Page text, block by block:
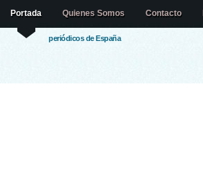
periódicos de España
Portada Quienes Somos Contacto